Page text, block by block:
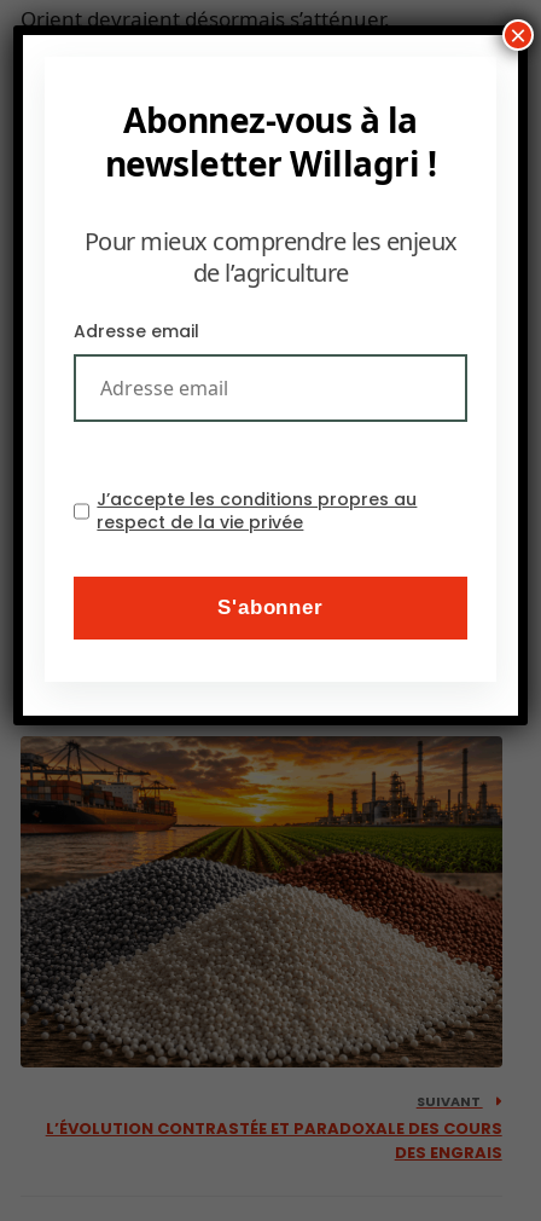
Orient devraient désormais s’atténuer.
SUIVANT
L’ÉVOLUTION CONTRASTÉE ET PARADOXALE DES COURS
DES ENGRAIS
Abonnez-vous à la
newsletter Willagri !
Pour mieux comprendre les enjeux
de l’agriculture
Adresse email
J’accepte les conditions propres au
respect de la vie privée
×